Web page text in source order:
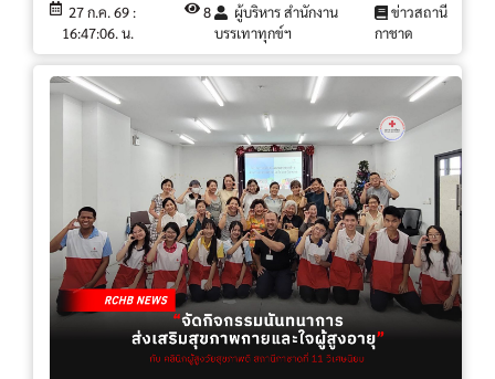
27 ก.ค. 69 :
16:47:06. น.
8
ผู้บริหาร สำนักงาน
บรรเทาทุกข์ฯ
ข่าวสถานี
กาชาด